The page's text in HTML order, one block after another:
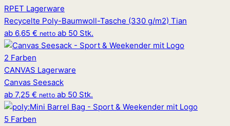
RPET Lagerware
Recycelte Poly-Baumwoll-Tasche (330 g/m2) Tian
ab 6,65 € netto ab 50 Stk.
2 Farben
CANVAS Lagerware
Canvas Seesack
ab 7,25 € netto ab 50 Stk.
5 Farben